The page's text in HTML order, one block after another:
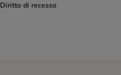
Diritto di recesso